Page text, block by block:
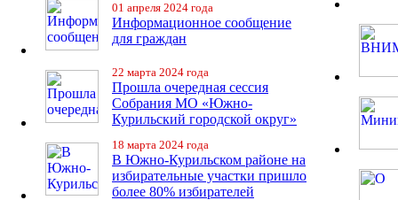
01 апреля 2024 года
Информационное сообщение
для граждан
22 марта 2024 года
Прошла очередная сессия
Собрания МО «Южно-
Курильский городской округ»
18 марта 2024 года
В Южно-Курильском районе на
избирательные участки пришло
более 80% избирателей